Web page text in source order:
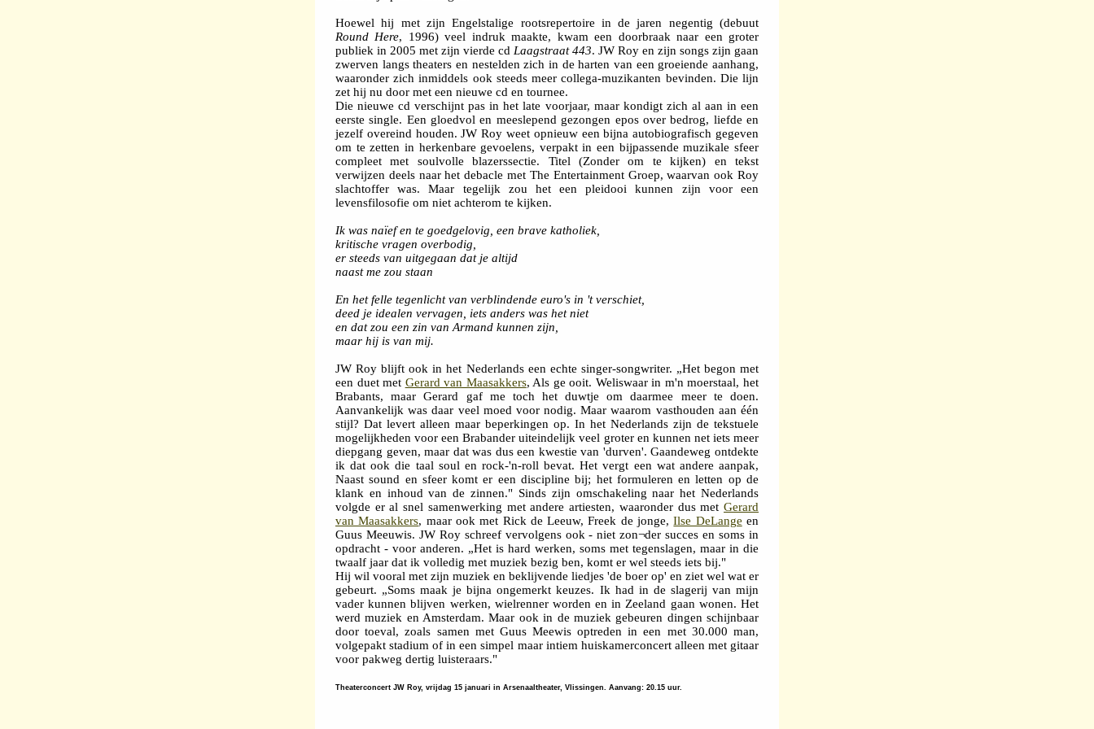
Hoewel hij met zijn Engelstalige rootsrepertoire in de jaren negentig (debuut
Round Here, 1996) veel indruk maakte, kwam een doorbraak naar een groter
publiek in 2005 met zijn vierde cd Laagstraat 443. JW Roy en zijn songs zijn gaan
zwerven langs theaters en nestelden zich in de harten van een groeiende aanhang,
waaronder zich inmiddels ook steeds meer collega-muzikanten bevinden. Die lijn
zet hij nu door met een nieuwe cd en tournee.
Die nieuwe cd verschijnt pas in het late voorjaar, maar kondigt zich al aan in een
eerste single. Een gloedvol en meeslepend gezongen epos over bedrog, liefde en
jezelf overeind houden. JW Roy weet opnieuw een bijna autobiografisch gegeven
om te zetten in herkenbare gevoelens, verpakt in een bijpassende muzikale sfeer
compleet met soulvolle blazerssectie. Titel (Zonder om te kijken) en tekst
verwijzen deels naar het debacle met The Entertainment Groep, waarvan ook Roy
slachtoffer was. Maar tegelijk zou het een pleidooi kunnen zijn voor een
levensfilosofie om niet achterom te kijken.
Ik was naïef en te goedgelovig, een brave katholiek,
kritische vragen overbodig,
er steeds van uitgegaan dat je altijd
naast me zou staan
En het felle tegenlicht van verblindende euro's in 't verschiet,
deed je idealen vervagen, iets anders was het niet
en dat zou een zin van Armand kunnen zijn,
maar hij is van mij.
JW Roy blijft ook in het Nederlands een echte singer-songwriter. „Het begon met
een duet met Gerard van Maasakkers, Als ge ooit. Weliswaar in m'n moerstaal, het
Brabants, maar Gerard gaf me toch het duwtje om daarmee meer te doen.
Aanvankelijk was daar veel moed voor nodig. Maar waarom vasthouden aan één
stijl? Dat levert alleen maar beperkingen op. In het Nederlands zijn de tekstuele
mogelijkheden voor een Brabander uiteindelijk veel groter en kunnen net iets meer
diepgang geven, maar dat was dus een kwestie van 'durven'. Gaandeweg ontdekte
ik dat ook die taal soul en rock-'n-roll bevat. Het vergt een wat andere aanpak,
Naast sound en sfeer komt er een discipline bij; het formuleren en letten op de
klank en inhoud van de zinnen." Sinds zijn omschakeling naar het Nederlands
volgde er al snel samenwerking met andere artiesten, waaronder dus met Gerard
van Maasakkers, maar ook met Rick de Leeuw, Freek de jonge,Ilse DeLange en
Guus Meeuwis. JW Roy schreef vervolgens ook - niet zon¬der succes en soms in
opdracht - voor anderen. „Het is hard werken, soms met tegenslagen, maar in die
twaalf jaar dat ik volledig met muziek bezig ben, komt er wel steeds iets bij."
Hij wil vooral met zijn muziek en beklijvende liedjes 'de boer op' en ziet wel wat er
gebeurt. „Soms maak je bijna ongemerkt keuzes. Ik had in de slagerij van mijn
vader kunnen blijven werken, wielrenner worden en in Zeeland gaan wonen. Het
werd muziek en Amsterdam. Maar ook in de muziek gebeuren dingen schijnbaar
door toeval, zoals samen met Guus Meewis optreden in een met 30.000 man,
volgepakt stadium of in een simpel maar intiem huiskamerconcert alleen met gitaar
voor pakweg dertig luisteraars."
Theaterconcert JW Roy, vrijdag 15 januari in Arsenaaltheater, Vlissingen. Aanvang: 20.15 uur.